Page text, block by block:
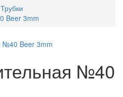
Трубки
Beer 3mm
№40